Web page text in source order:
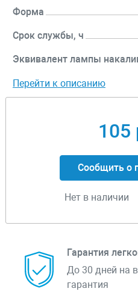
Форма
Срок службы, ч
Эквивалент лампы
Перейти к описанию
105
Сообщить о
Нет в наличии
Гарантия
До 30 дней на
гарантия